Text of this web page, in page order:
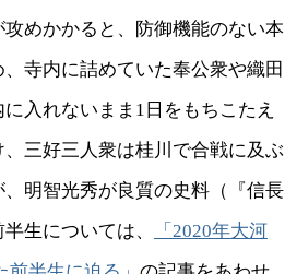
めかかると、防御機能のない本
寺内に詰めていた奉公衆や織田
入れないまま1日をもちこたえ
三好三人衆は桂川で合戦に及ぶ
明智光秀が良質の史料（『信長
生については、
「2020年大河